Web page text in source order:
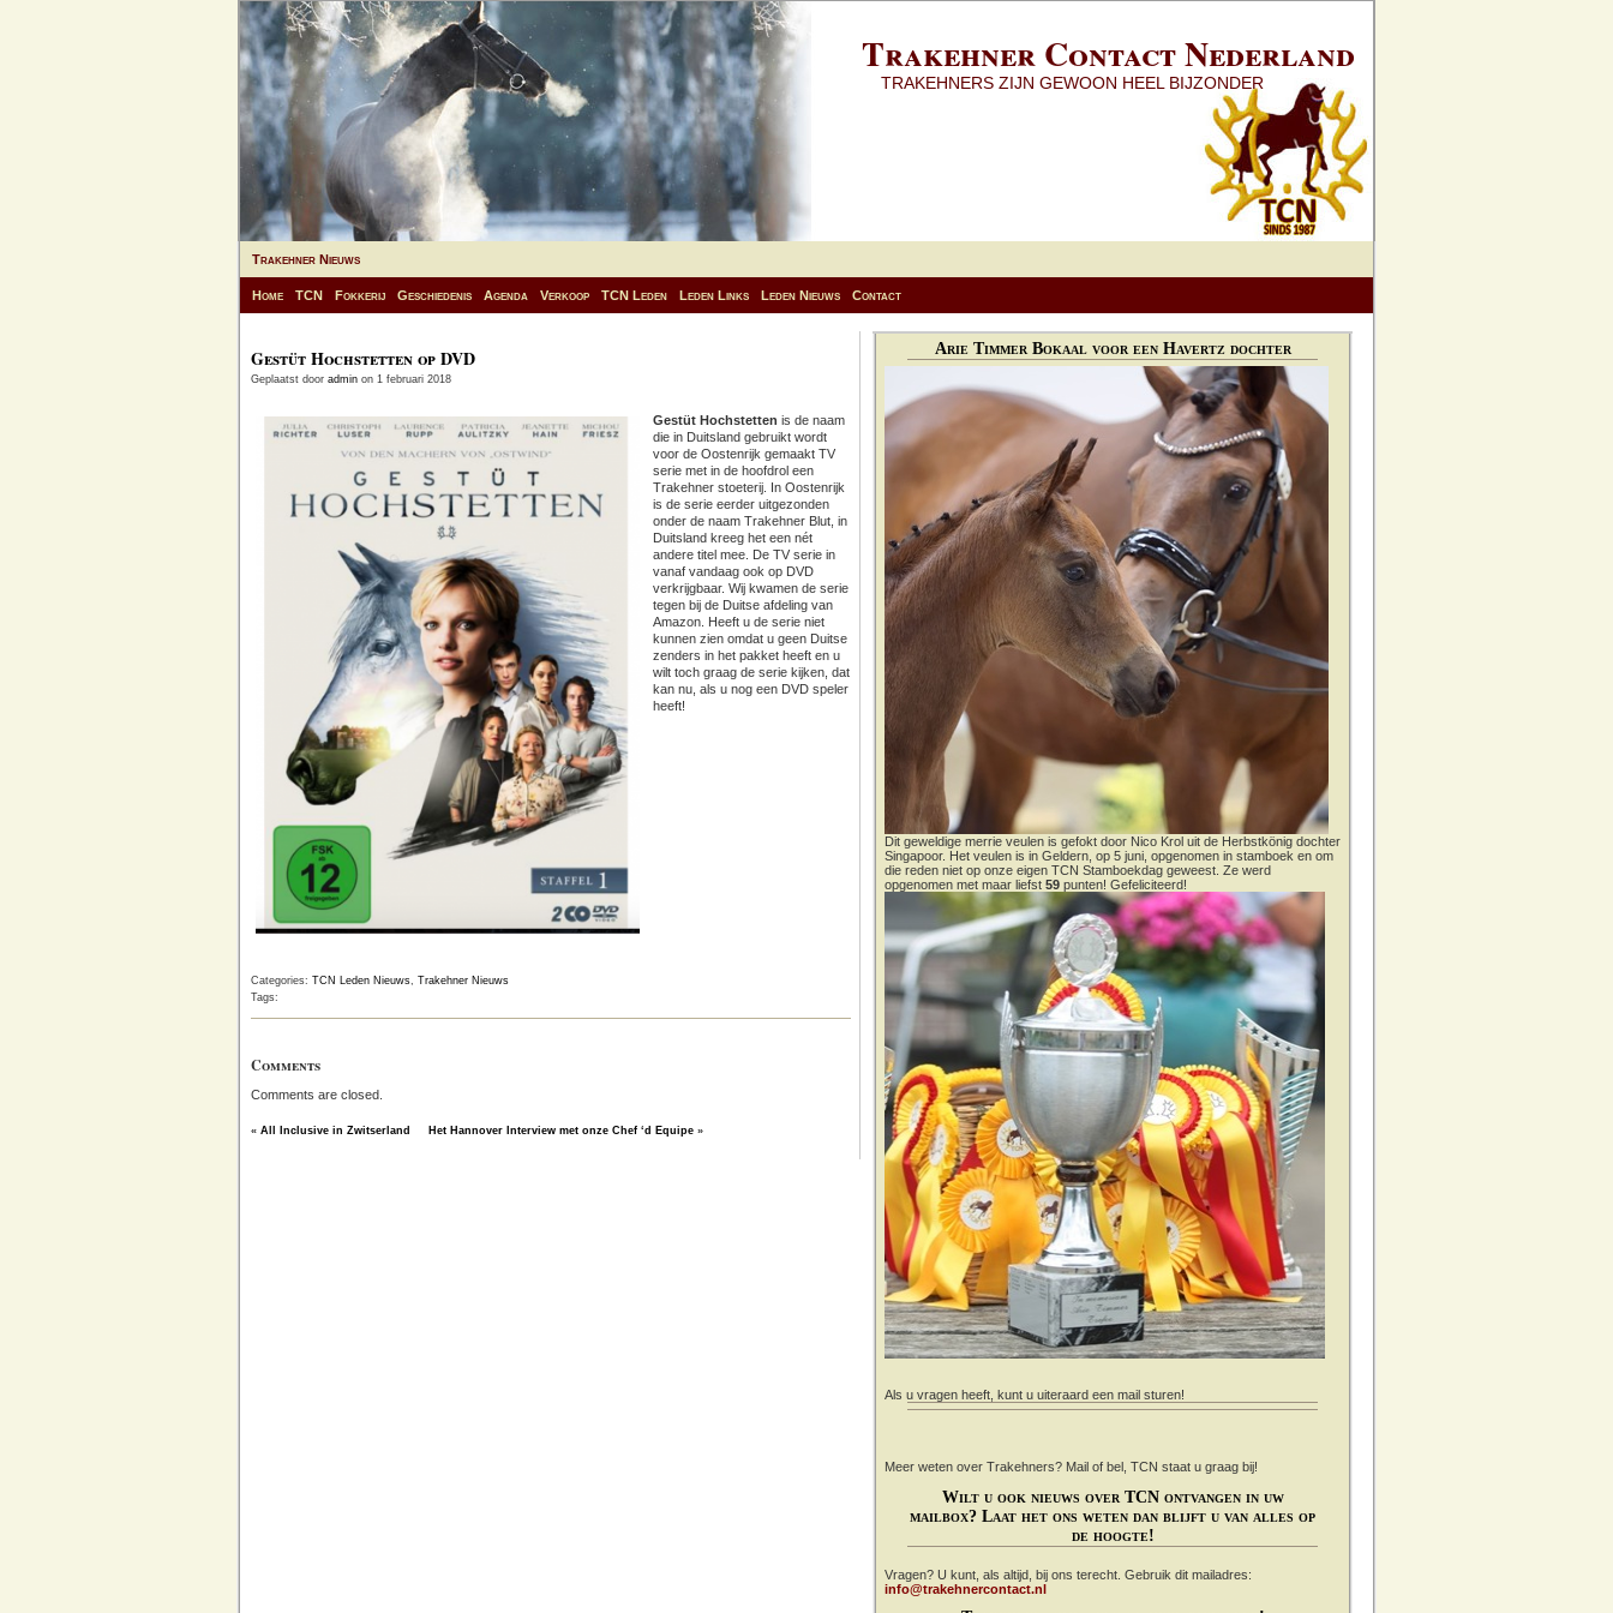
Trakehner Contact Nederland
TRAKEHNERS ZIJN GEWOON HEEL BIJZONDER
Trakehner Nieuws
Home TCN Fokkerij Geschiedenis Agenda Verkoop TCN Leden Leden Links Leden Nieuws Contact
Gestüt Hochstetten op DVD
Geplaatst door admin on 1 februari 2018
Gestüt Hochstetten is de naam
die in Duitsland gebruikt wordt
voor de Oostenrijk gemaakt TV
serie met in de hoofdrol een
Trakehner stoeterij. In Oostenrijk
is de serie eerder uitgezonden
onder de naam Trakehner Blut, in
Duitsland kreeg het een nét
andere titel mee. De TV serie in
vanaf vandaag ook op DVD
verkrijgbaar. Wij kwamen de serie
tegen bij de Duitse afdeling van
Amazon. Heeft u de serie niet
kunnen zien omdat u geen Duitse
zenders in het pakket heeft en u
wilt toch graag de serie kijken, dat
kan nu, als u nog een DVD speler
heeft!
Categories: TCN Leden Nieuws, Trakehner Nieuws
Tags:
Comments
Comments are closed.
« All Inclusive in Zwitserland Het Hannover Interview met onze Chef ‘d Equipe »
Arie Timmer Bokaal voor een Havertz dochter
Dit geweldige merrie veulen is gefokt door Nico Krol uit de Herbstkönig dochter
Singapoor. Het veulen is in Geldern, op 5 juni, opgenomen in stamboek en om
die reden niet op onze eigen TCN Stamboekdag geweest. Ze werd
opgenomen met maar liefst 59 punten! Gefeliciteerd!
Als u vragen heeft, kunt u uiteraard een mail sturen!
Meer weten over Trakehners? Mail of bel, TCN staat u graag bij!
Wilt u ook nieuws over TCN ontvangen in uw
mailbox? Laat het ons weten dan blijft u van alles op
de hoogte!
Vragen? U kunt, als altijd, bij ons terecht. Gebruik dit mailadres:
info@trakehnercontact.nl